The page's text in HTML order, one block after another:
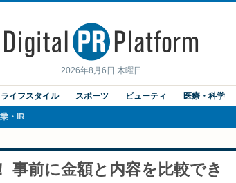
2026年8月6日 木曜日
ライフスタイル スポーツ ビューティ 医療・科学
・IR
事前に金額と内容を比較でき